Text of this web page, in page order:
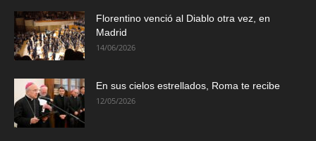
Florentino venció al Diablo otra vez, en
Madrid
14/06/2026
En sus cielos estrellados, Roma te recibe
12/05/2026